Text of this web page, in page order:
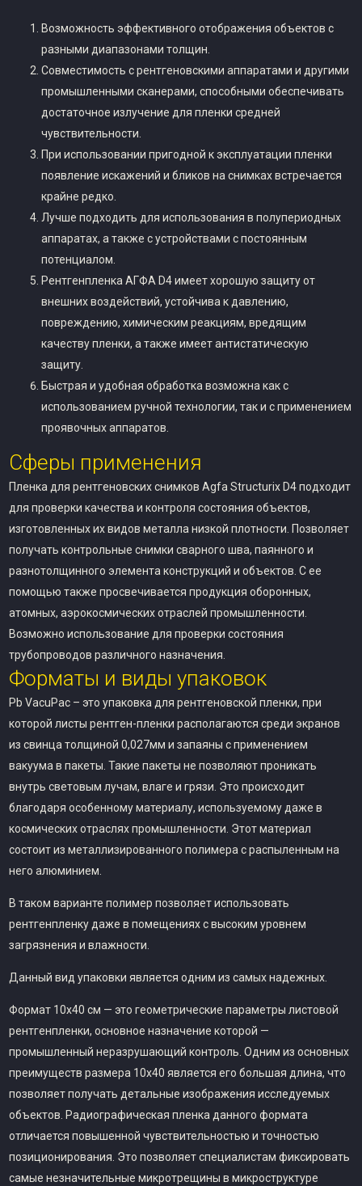
Возможность эффективного отображения объектов с
разными диапазонами толщин.
Совместимость с рентгеновскими аппаратами и другими
промышленными сканерами, способными обеспечивать
достаточное излучение для пленки средней
чувствительности.
При использовании пригодной к эксплуатации пленки
появление искажений и бликов на снимках встречается
крайне редко.
Лучше подходить для использования в полупериодных
аппаратах, а также с устройствами с постоянным
потенциалом.
Рентгенпленка АГФА D4 имеет хорошую защиту от
внешних воздействий, устойчива к давлению,
повреждению, химическим реакциям, вредящим
качеству пленки, а также имеет антистатическую
защиту.
Быстрая и удобная обработка возможна как с
использованием ручной технологии, так и с применением
проявочных аппаратов.
Сферы применения
Пленка для рентгеновских снимков Agfa Structurix D4 подходит
для проверки качества и контроля состояния объектов,
изготовленных их видов металла низкой плотности. Позволяет
получать контрольные снимки сварного шва, паянного и
разнотолщинного элемента конструкций и объектов. С ее
помощью также просвечивается продукция оборонных,
атомных, аэрокосмических отраслей промышленности.
Возможно использование для проверки состояния
трубопроводов различного назначения.
Форматы и виды упаковок
Pb VacuPac – это упаковка для рентгеновской пленки, при
которой листы рентген-пленки располагаются среди экранов
из свинца толщиной 0,027мм и запаяны с применением
вакуума в пакеты. Такие пакеты не позволяют проникать
внутрь световым лучам, влаге и грязи. Это происходит
благодаря особенному материалу, используемому даже в
космических отраслях промышленности. Этот материал
состоит из металлизированного полимера с распыленным на
него алюминием.
В таком варианте полимер позволяет использовать
рентгенпленку даже в помещениях с высоким уровнем
загрязнения и влажности.
Данный вид упаковки является одним из самых надежных.
Формат 10х40 см — это геометрические параметры листовой
рентгенпленки, основное назначение которой —
промышленный неразрушающий контроль. Одним из основных
преимуществ размера 10х40 является его большая длина, что
позволяет получать детальные изображения исследуемых
объектов. Радиографическая пленка данного формата
отличается повышенной чувствительностью и точностью
позиционирования. Это позволяет специалистам фиксировать
самые незначительные микротрещины в микроструктуре